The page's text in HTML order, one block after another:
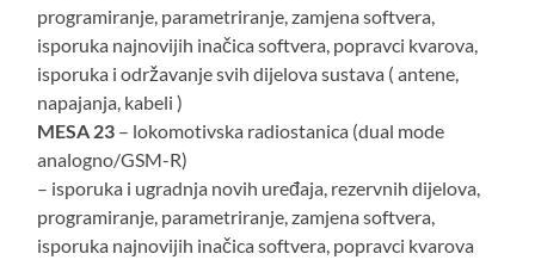
programiranje, parametriranje, zamjena softvera,
isporuka najnovijih inačica softvera, popravci kvarova,
isporuka i održavanje svih dijelova sustava ( antene,
napajanja, kabeli )
MESA 23 – lokomotivska radiostanica (dual mode
analogno/GSM-R)
– isporuka i ugradnja novih uređaja, rezervnih dijelova,
programiranje, parametriranje, zamjena softvera,
isporuka najnovijih inačica softvera, popravci kvarova